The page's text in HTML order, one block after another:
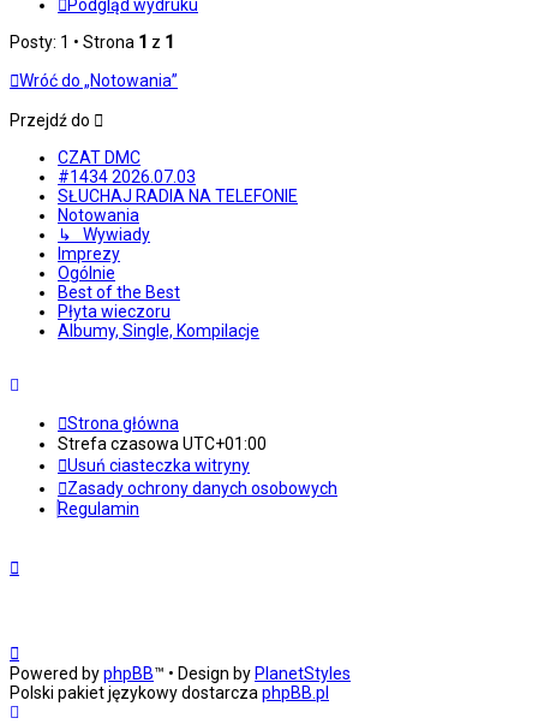
Podgląd wydruku
Posty: 1 • Strona 1 z 1
Wróć do „Notowania”
Przejdź do
CZAT DMC
#1434 2026.07.03
SŁUCHAJ RADIA NA TELEFONIE
Notowania
↳ Wywiady
Imprezy
Ogólnie
Best of the Best
Płyta wieczoru
Albumy, Single, Kompilacje
Strona główna
Strefa czasowaUTC+01:00
Usuń ciasteczka witryny
Zasady ochrony danych osobowych
Regulamin
Powered byphpBB™ • Design by PlanetStyles
Polski pakiet językowy dostarczaphpBB.pl